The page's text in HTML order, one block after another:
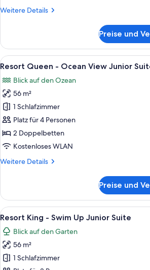
Suite
Weitere Details
Weitere
King
Ocean
Junior
Suite
Preise und
Alle
Fotos
für
Resort
Queen
-
Ocean
View
Suite
Ein
5
Resort Queen - Ocean View Junior
Blick auf den Ozean
56 m²
1 Schlafzimmer
Platz für 4 Personen
2 Doppelbetten
Kostenloses WLAN
Weitere Details
Weitere
Queen
Ocean
View
Junior
Suite
Preise und
Alle
Fotos
für
Resort
King
Ein Mann
6
Resort King - Swim Up Junior Suite
Blick auf den Garten
56 m²
1 Schlafzimmer